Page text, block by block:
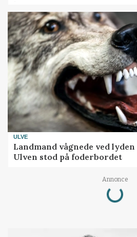
ULVE
Landmand vågnede ved
Ulven stod på foderbordet
Annonce
Loading...